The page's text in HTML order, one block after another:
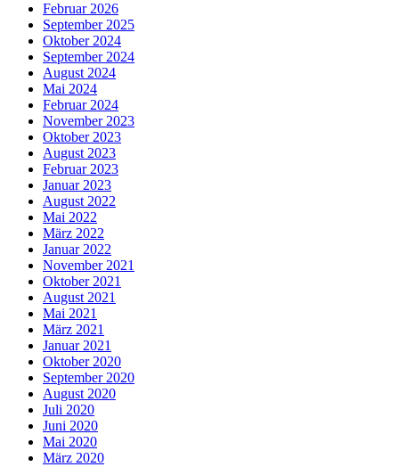
Februar 2026
September 2025
Oktober 2024
September 2024
August 2024
Mai 2024
Februar 2024
November 2023
Oktober 2023
August 2023
Februar 2023
Januar 2023
August 2022
Mai 2022
März 2022
Januar 2022
November 2021
Oktober 2021
August 2021
Mai 2021
März 2021
Januar 2021
Oktober 2020
September 2020
August 2020
Juli 2020
Juni 2020
Mai 2020
März 2020